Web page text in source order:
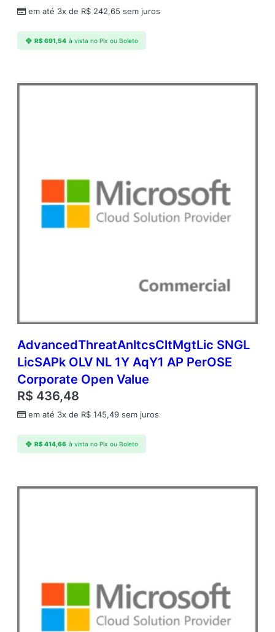
p
o
a
em até 3x de R$ 242,65 sem juros
R$691,54 à vista no Pix ou Boleto
AdvancedThreatAnltcsCltMgtLic SNGL
LicSAPk OLV NL 1Y AqY1 AP PerOSE
Corporate Open Value
R$ 436,48
em até 3x de R$ 145,49 sem juros
R$414,66 à vista no Pix ou Boleto